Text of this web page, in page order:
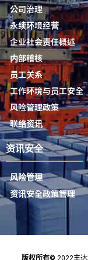
公司治理
永续环境经营
企业社会责任概述
内部稽核
员工关系
工作环境与员工安全
风险管理政策
联络资讯
资讯安全
风险管理
资讯安全政策管理